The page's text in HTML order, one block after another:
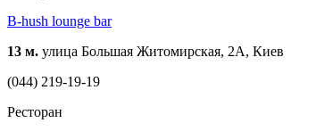
B-hush lounge bar
13 м. улица Большая Житомирская, 2А, Киев
(044) 219-19-19
Ресторан